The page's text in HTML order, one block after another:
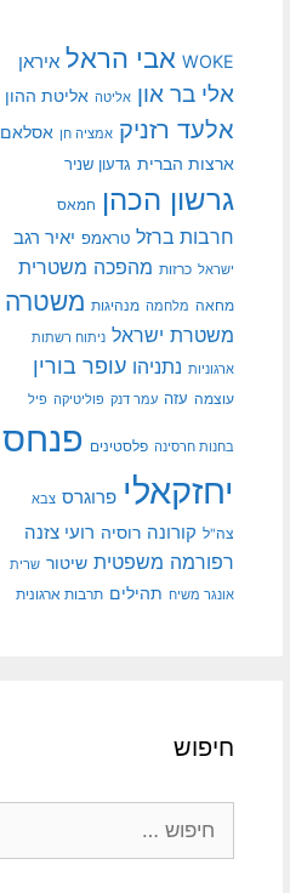
WOKE אבי הראל איראן
אלי בר און אליטה אליטת ההון
אלעד רזניק אמציה חן אסלאם
ארצות הברית גדעון שניר
גרשון הכהן חמאס
חרבות ברזל טראמפ יאיר רגב
ישראל כרזות מהפכה משטרית
מחאה מלחמה מנהיגות משטרה
משטרת ישראל ניתוח רשתות
ארגוניות נתניהו עופר בורין
עוצמה עזה עמר דנק פוליטיקה פיל
בחנות חרסינה פלסטינים פנחס
יחזקאלי פרוגרס צבא
צה"ל קורונה רוסיה רועי צזנה
רפורמה משפטית שיטור שרית
אונגר משיח תהילים תרבות ארגונית
חיפוש